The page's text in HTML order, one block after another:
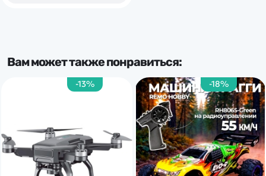
Вам может также понравиться:
-18%
-13%